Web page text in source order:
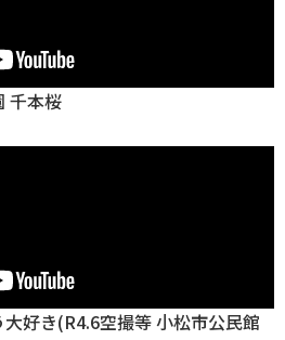
千本桜
好き(R4.6空撮等 小松市公民館